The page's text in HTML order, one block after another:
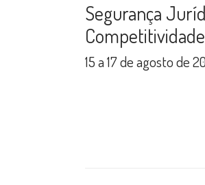
Segurança
Competitividade
15 a 17 de agosto de